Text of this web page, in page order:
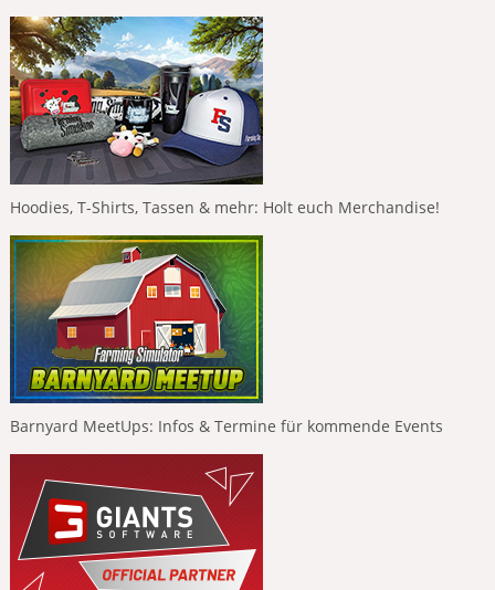
Hoodies, T-Shirts, Tassen & mehr: Holt euch Merchandise!
Barnyard MeetUps: Infos & Termine für kommende Events